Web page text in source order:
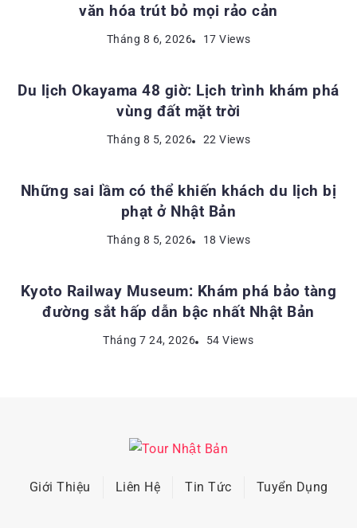
văn hóa trút bỏ mọi rảo cản
Tháng 8 6, 2026 17 Views
ĐỊA ĐIỂM DU LỊCH NHẬT BẢN
Du lịch Okayama 48 giờ: Lịch trình khám phá
vùng đất mặt trời
Tháng 8 5, 2026 22 Views
KINH NGHIỆM DU LỊCH NHẬT BẢN
Những sai lầm có thể khiến khách du lịch bị
phạt ở Nhật Bản
Tháng 8 5, 2026 18 Views
ĐỊA ĐIỂM DU LỊCH NHẬT BẢN
Kyoto Railway Museum: Khám phá bảo tàng
đường sắt hấp dẫn bậc nhất Nhật Bản
Tháng 7 24, 2026 54 Views
Giới Thiệu Liên Hệ Tin Tức Tuyển Dụng